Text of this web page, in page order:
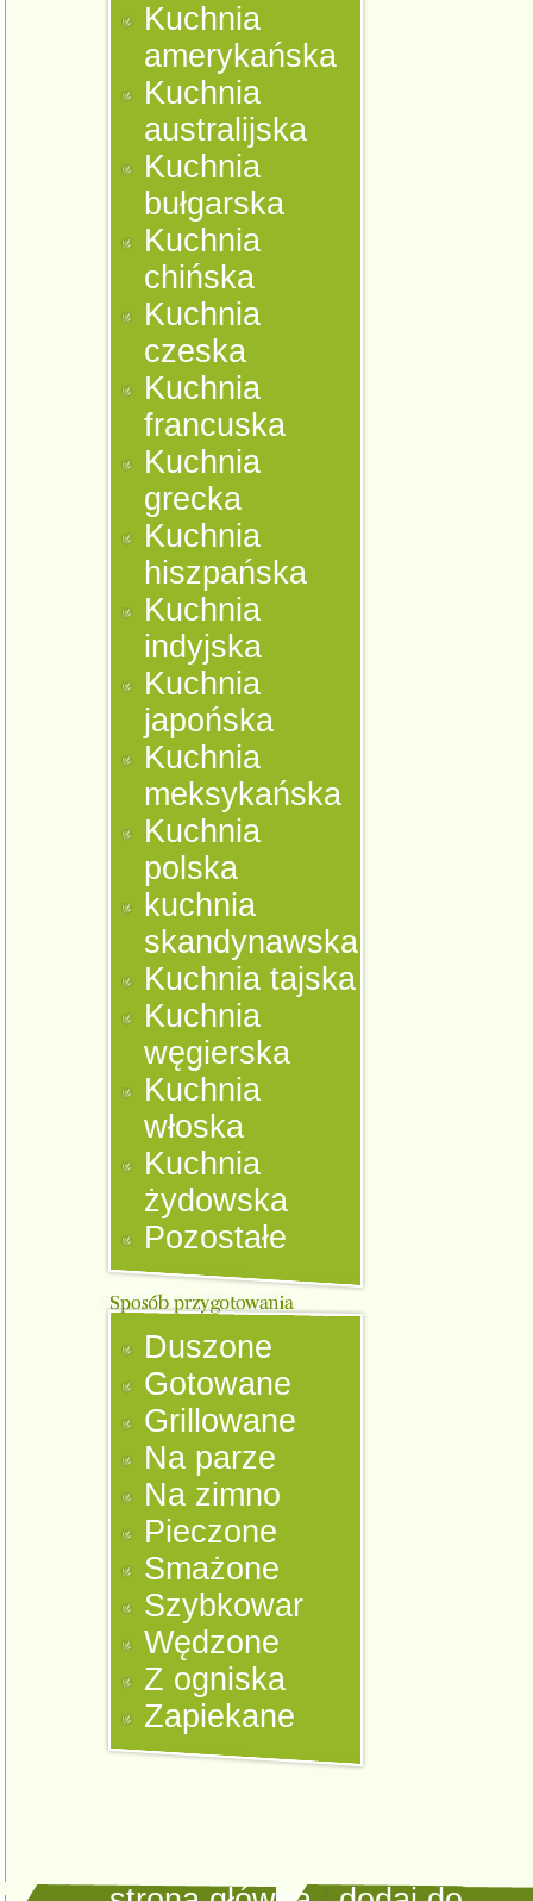
Kuchnia
amerykańska
Kuchnia
australijska
Kuchnia
bułgarska
Kuchnia
chińska
Kuchnia
czeska
Kuchnia
francuska
Kuchnia
grecka
Kuchnia
hiszpańska
Kuchnia
indyjska
Kuchnia
japońska
Kuchnia
meksykańska
Kuchnia
polska
kuchnia
skandynawska
Kuchnia tajska
Kuchnia
węgierska
Kuchnia
włoska
Kuchnia
żydowska
Pozostałe
Duszone
Gotowane
Grillowane
Na parze
Na zimno
Pieczone
Smażone
Szybkowar
Wędzone
Z ogniska
Zapiekane